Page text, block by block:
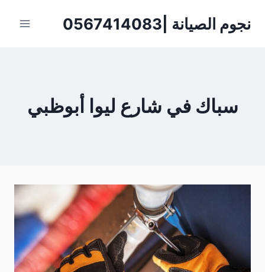
نجوم الصيانة |0567414083
سباك في شارع ليوا أبوظبي